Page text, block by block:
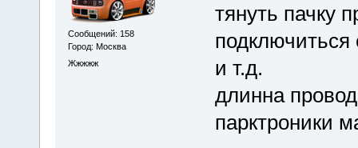
Сообщений: 158
Город: Москва
Жжжжж
тянуть пачку
подключиться
и т.д.
длинна
парктроники